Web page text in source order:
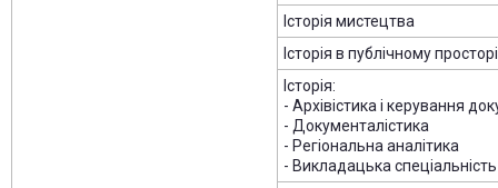
Історія мистецтва
Історія в публічному просторі
Історія:
- Архівістика і керування
- Документалістика
- Регіональна аналітика
- Викладацька спеціальність